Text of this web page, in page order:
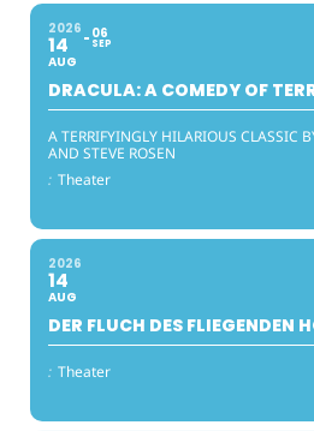
2026
14
AUG
06
SEP
DRACULA: A COMEDY OF
A TERRIFYINGLY HILARIOUS CLASSIC
AND STEVE ROSEN
: Theater
2026
14
AUG
DER FLUCH DES FLIEGENDEN
: Theater